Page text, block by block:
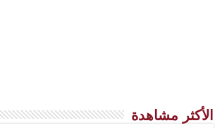
الأكثر مشاهدة